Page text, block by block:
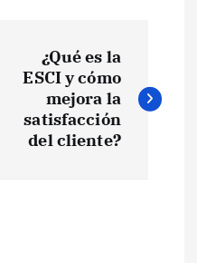
¿Qué es la
ESCI y cómo
mejora la
satisfacción
del cliente?